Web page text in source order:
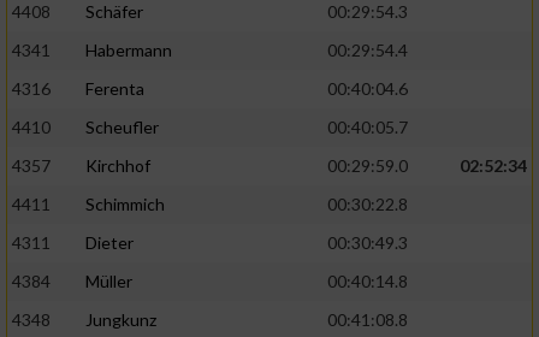
4408
Schäfer
00:29:54.3
4341
Habermann
00:29:54.4
4316
Ferenta
00:40:04.6
4410
Scheufler
00:40:05.7
4357
Kirchhof 00:29:59.0
02:52:34
4411
Schimmich
00:30:22.8
4311
Dieter
00:30:49.3
4384
Müller
00:40:14.8
4348
Jungkunz
00:41:08.8